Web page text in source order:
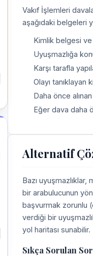
Vakıf İşlemleri
aşağıdaki belgeleri
Kimlik belgesi
Uyuşmazlığa
Karşı tarafla
Olayı tanıklayan
Daha önce
Eğer dava daha
Alternatif
Bazı
bir arabulucunun
başvurmak zorunlu
verdiği bir
yol haritası sunabilir.
Sıkça Sorulan